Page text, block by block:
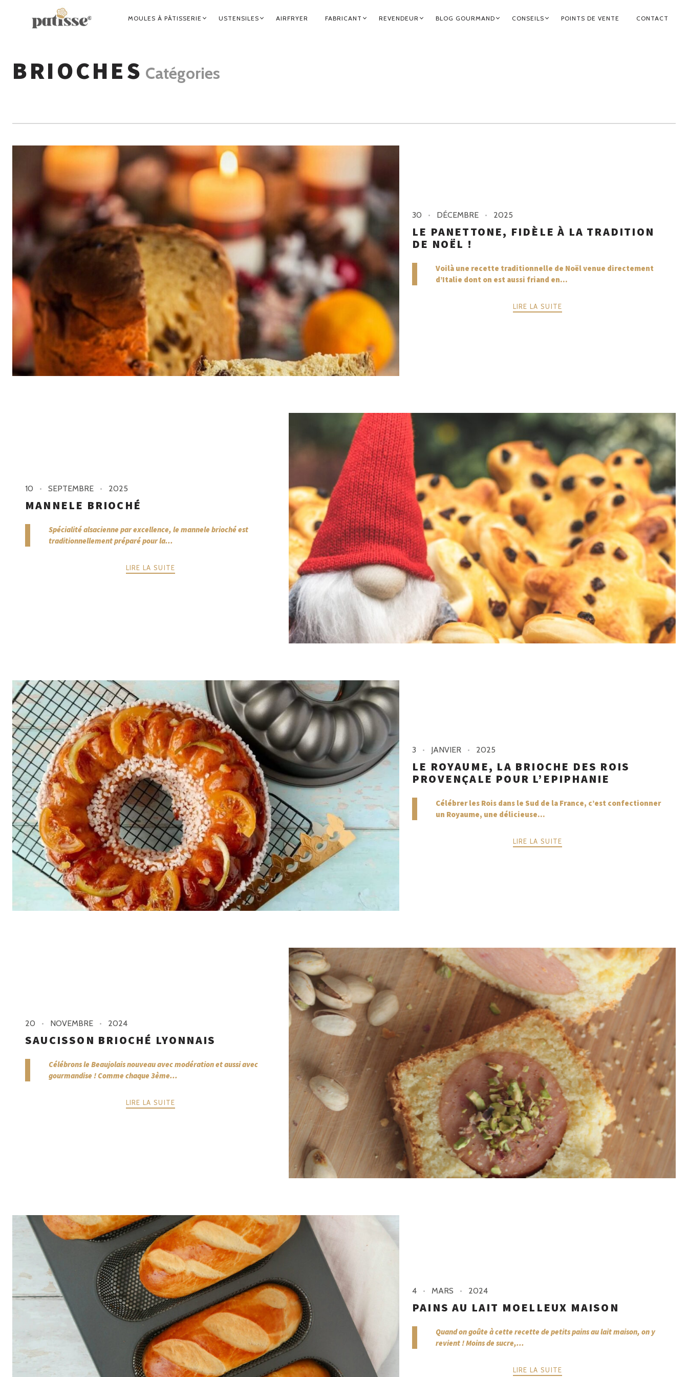
NAVIGATION
MOULES À PÂTISSERIE USTENSILES AIRFRYER FABRICANT REVENDEUR BLOG GOURMAND CONSEILS POINTS DE VENTE CONTACT
BRIOCHES Catégories
30 DÉCEMBRE 2025
LE PANETTONE, FIDÈLE À LA TRADITION
DE NOËL !
Voilà une recette traditionnelle de Noël venue directement
d’Italie dont on est aussi friand en...
LIRE LA SUITE
10 SEPTEMBRE 2025
MANNELE BRIOCHÉ
Spécialité alsacienne par excellence, le mannele brioché est
traditionnellement préparé pour la...
LIRE LA SUITE
3 JANVIER 2025
LE ROYAUME, LA BRIOCHE DES ROIS
PROVENÇALE POUR L’EPIPHANIE
Célébrer les Rois dans le Sud de la France, c’est confectionner
un Royaume, une délicieuse...
LIRE LA SUITE
20 NOVEMBRE 2024
SAUCISSON BRIOCHÉ LYONNAIS
Célébrons le Beaujolais nouveau avec modération et aussi avec
gourmandise ! Comme chaque 3ème...
LIRE LA SUITE
4 MARS 2024
PAINS AU LAIT MOELLEUX MAISON
Quand on goûte à cette recette de petits pains au lait maison, on y
revient ! Moins de sucre,...
LIRE LA SUITE